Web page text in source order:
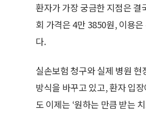
환자가 가장 궁금한 지점은 결
회 가격은 4만 3850원, 이용
다.
실손보험 청구와 실제 병원
방식을 바꾸고 있고, 환자 입
도 이제는 ‘원하는 만큼 받는